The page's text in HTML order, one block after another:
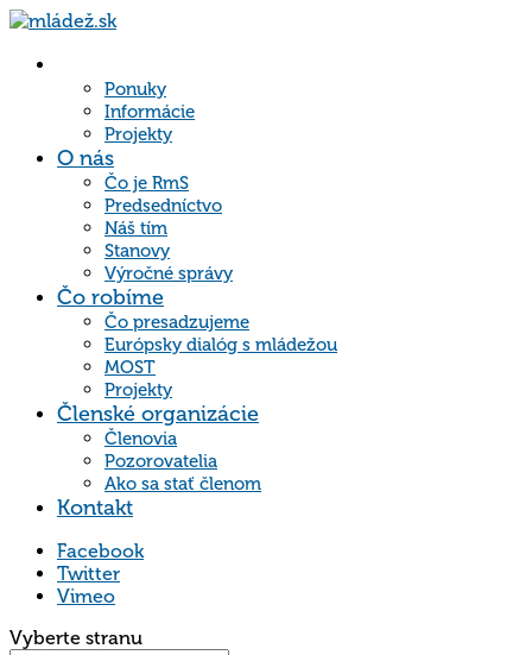
stránkaPonuky
Informácie
Projekty
O nás
Čo je RmS
Predsedníctvo
Náš tím
Stanovy
Výročné správy
Čo robíme
Čo presadzujeme
Európsky dialóg s mládežou
MOST
Projekty
Členské organizácie
Členovia
Pozorovatelia
Ako sa stať členom
Kontakt
Facebook
Twitter
Vimeo
Vyberte stranu